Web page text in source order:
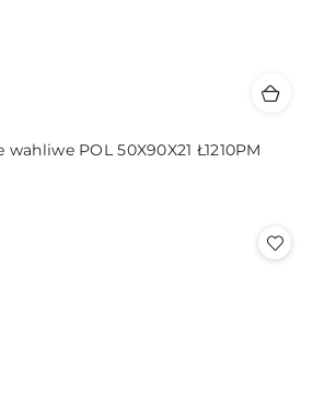
POL 50X90X21 Ł1210PM